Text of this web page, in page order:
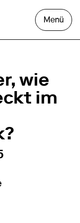
Menüdas
wie
im